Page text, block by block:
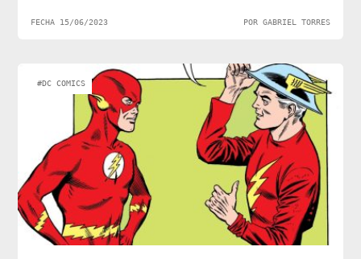
FECHA 15/06/2023 POR GABRIEL TORRES
#DC COMICS